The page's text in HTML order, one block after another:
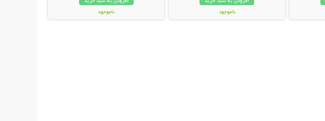
افزودن به سبد خرید
ناموجود
افزودن به سبد خرید
ناموجود